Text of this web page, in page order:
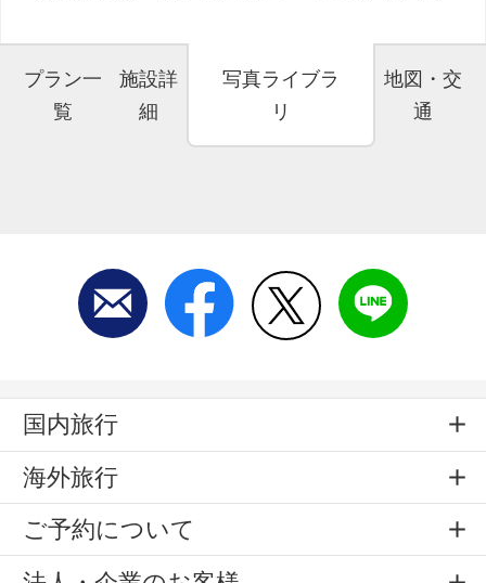
プラン一
覧
施設詳
細
写真ライブラ
リ
地図・交
通
国内旅行
海外旅行
ご予約について